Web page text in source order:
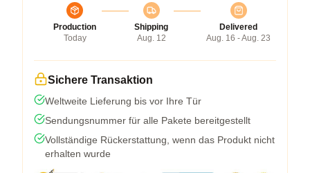
Production
Today
Shipping
Aug. 12
Delivered
Aug. 16 - Aug. 23
Sichere Transaktion
Weltweite Lieferung bis vor Ihre Tür
Sendungsnummer für alle Pakete bereitgestellt
Vollständige Rückerstattung, wenn das Produkt nicht
erhalten wurde